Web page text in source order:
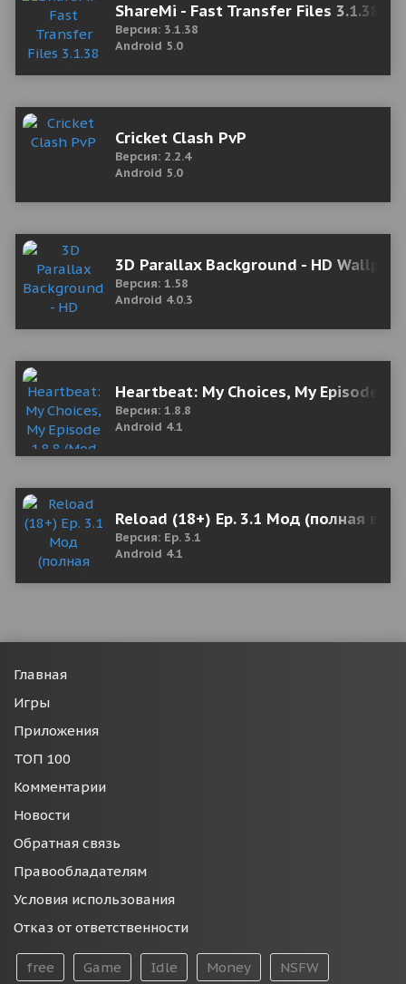
ShareMi - Fast Transfer Files 3.1.38
Версия: 3.1.38
Android 5.0
Cricket Clash PvP
Версия: 2.2.4
Android 5.0
3D Parallax Background - HD
Версия: 1.58
Android 4.0.3
Heartbeat: My Choices, My Episode
Версия: 1.8.8
Android 4.1
Reload (18+) Ep. 3.1 Мод (полная
Версия: Ep. 3.1
Android 4.1
Главная
Игры
Приложения
ТОП 100
Комментарии
Новости
Обратная связь
Правообладателям
Условия использования
Отказ от ответственности
free Game Idle Money NSFW